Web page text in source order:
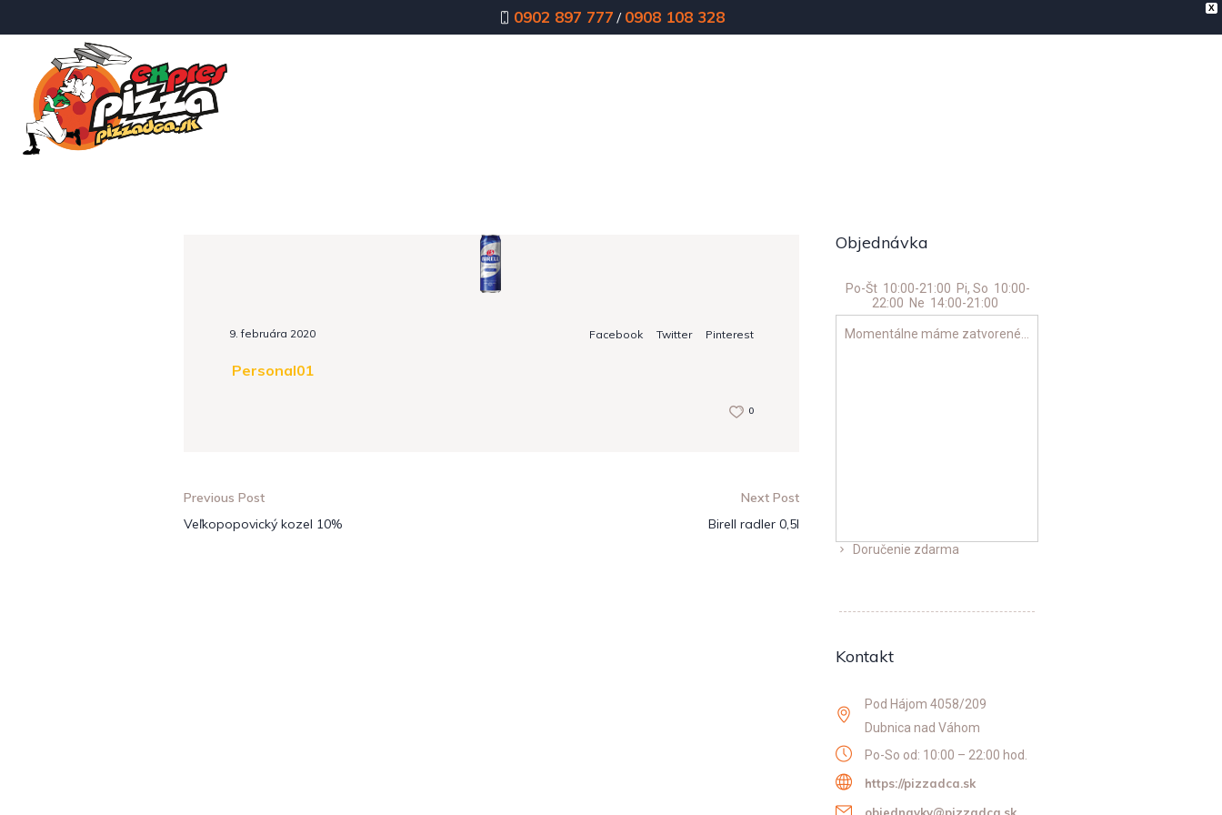
X
0902 897 777 / 0908 108 328
9. februára 2020 Facebook Twitter Pinterest
Personal01
0
Veľkopopovický kozel 10%
Previous Post
Birell radler 0,5l
Next Post
Objednávka
Po-Št 10:00-21:00 Pi, So 10:00-
22:00 Ne 14:00-21:00
Momentálne máme zatvorené...
Doručenie zdarma
Kontakt
Pod Hájom 4058/209
Dubnica nad Váhom
Po-So od: 10:00 – 22:00 hod.
https://pizzadca.sk